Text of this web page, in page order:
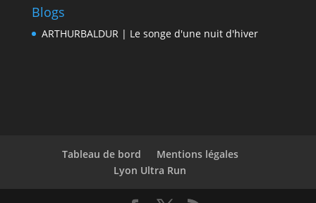
Blogs
ARTHURBALDUR | Le songe d'une nuit d'hiver
Tableau de bord
Mentions légales
Lyon Ultra Run